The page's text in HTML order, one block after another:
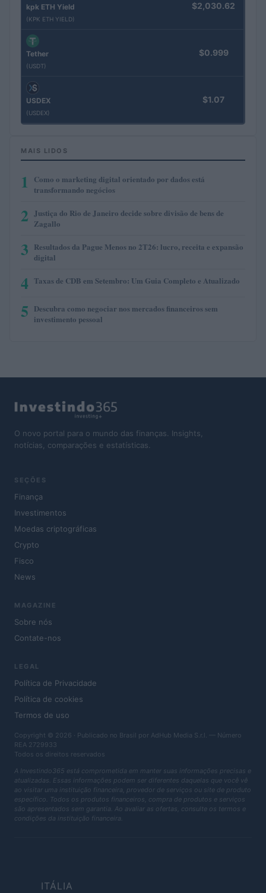
kpk ETH Yield
(KPK ETH YIELD)
$2,030.62
Tether
(USDT)
$0.999
USDEX
(USDEX)
$1.07
MAIS LIDOS
1
Como o marketing digital orientado por dados está
transformando negócios
2
Justiça do Rio de Janeiro decide sobre divisão de bens de
Zagallo
3 Resultados da Pague Menos no 2T26: lucro, receita e expansão
digital
4 Taxas de CDB em Setembro: Um Guia Completo e Atualizado
5 Descubra como negociar nos mercados financeiros sem
investimento pessoal
O novo portal para o mundo das finanças. Insights,
notícias, comparações e estatísticas.
SEÇÕES
Finança
Investimentos
Moedas criptográficas
Crypto
Fisco
News
MAGAZINE
Sobre nós
Contate-nos
LEGAL
Política de Privacidade
Política de cookies
Termos de uso
Copyright © 2026 · Publicado no Brasil por AdHub Media S.r.l. — Número
REA 2729933
Todos os direitos reservados
A Investindo365 está comprometida em manter suas informações precisas e
atualizadas. Essas informações podem ser diferentes daquelas que você vê
ao visitar uma instituição financeira, provedor de serviços ou site de produto
específico. Todos os produtos financeiros, compra de produtos e serviços
são apresentados sem garantia. Ao avaliar as ofertas, consulte os termos e
condições da instituição financeira.
ITÁLIA